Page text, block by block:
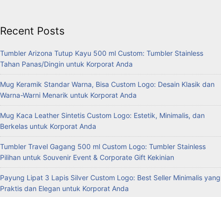
Recent Posts
Tumbler Arizona Tutup Kayu 500 ml Custom: Tumbler Stainless
Tahan Panas/Dingin untuk Korporat Anda
Mug Keramik Standar Warna, Bisa Custom Logo: Desain Klasik dan
Warna-Warni Menarik untuk Korporat Anda
Mug Kaca Leather Sintetis Custom Logo: Estetik, Minimalis, dan
Berkelas untuk Korporat Anda
Tumbler Travel Gagang 500 ml Custom Logo: Tumbler Stainless
Pilihan untuk Souvenir Event & Corporate Gift Kekinian
Payung Lipat 3 Lapis Silver Custom Logo: Best Seller Minimalis yang
Praktis dan Elegan untuk Korporat Anda